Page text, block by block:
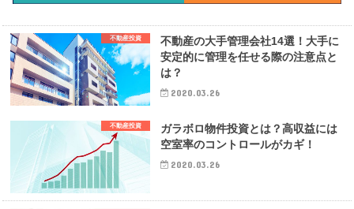
不動産投資
不動産の大手管理会社14選！大手に
安定的に管理を任せる際の注意点と
は？
2020.03.26
不動産投資
ガラボロ物件投資とは？高収益には
空室率のコントロールがカギ！
2020.03.26